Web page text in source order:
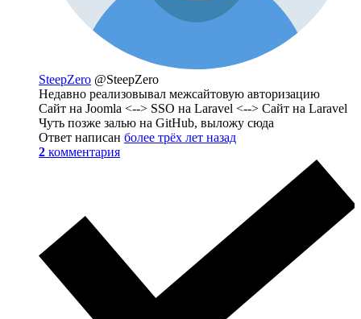
SteepZero @SteepZero
Недавно реализовывал межсайтовую авторизацию
Сайт на Joomla <--> SSO на Laravel <--> Сайт на Laravel
Чуть позже залью на GitHub, выложу сюда
Ответ написан более трёх лет назад
2 комментария